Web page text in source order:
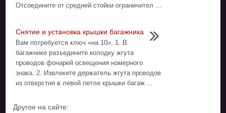
Отсоедините от средней стойки ограничител ...
Снятие и установка крышки багажника
Вам потребуется ключ «на 10». 1. В
багажнике разъедините колодку жгута
проводов фонарей освещения номерного
знака. 2. Извлеките держатель жгута проводов
из отверстия в левой петле крышки багаж ...
Другое на сайте: